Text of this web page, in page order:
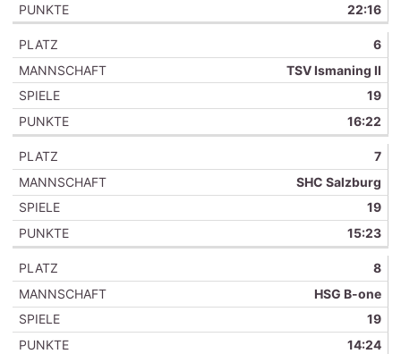
22:16
6
TSV Ismaning II
19
16:22
7
SHC Salzburg
19
15:23
8
HSG B-one
19
14:24